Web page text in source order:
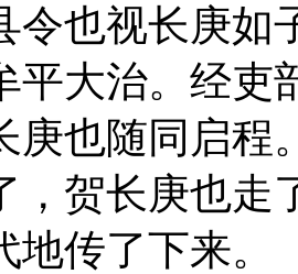
令也视长庚如
平大治。经吏
庚也随同启程
，贺长庚也走
传了下来。